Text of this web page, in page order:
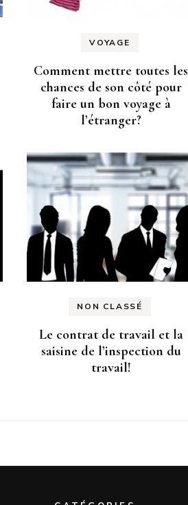
VOYAGE
Comment mettre toutes les
chances de son côté pour
faire un bon voyage à
l’étranger?
NON CLASSÉ
Le contrat de travail et la
saisine de l’inspection du
travail!